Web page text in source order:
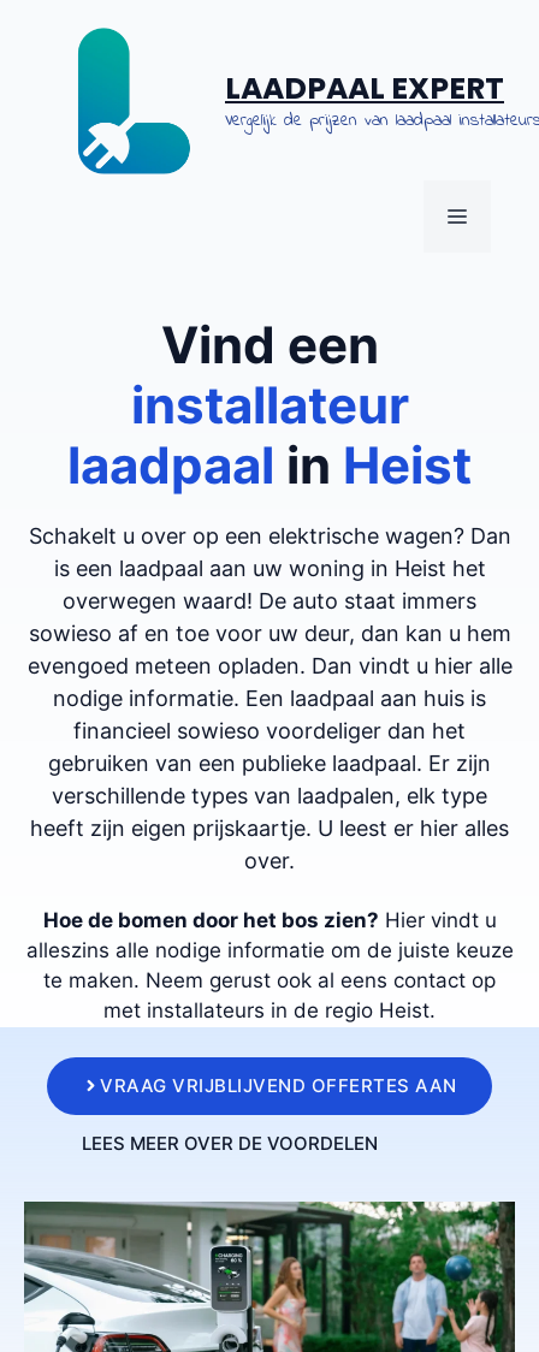
LAADPAAL EXPERT
Vergelijk de prijzen van laadpaal
MENU
Vind een
installateur
laadpaal in Heist
Schakelt u over op een elektrische wagen? Dan
is een laadpaal aan uw woning in Heist het
overwegen waard! De auto staat immers
sowieso af en toe voor uw deur, dan kan u hem
evengoed meteen opladen. Dan vindt u hier alle
nodige informatie. Een laadpaal aan huis is
financieel sowieso voordeliger dan het
gebruiken van een publieke laadpaal. Er zijn
verschillende types van laadpalen, elk type
heeft zijn eigen prijskaartje. U leest er hier alles
over.
Hoe de bomen door het bos zien? Hier vindt u
alleszins alle nodige informatie om de juiste keuze
te maken. Neem gerust ook al eens contact op
met installateurs in de regio Heist.
VRAAG VRIJBLIJVEND OFFERTES AAN
LEES MEER OVER DE VOORDELEN